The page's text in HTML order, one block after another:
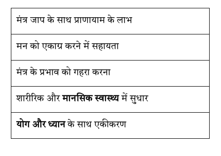
मंत्र जाप के साथ प्राणायाम के लाभ
मन को एकाग्र करने में सहायता
मंत्र के प्रभाव को गहरा करना
शारीरिक औरमानसिक स्वास्थ्यमें सुधार
योग और ध्यानके साथ एकीकरण